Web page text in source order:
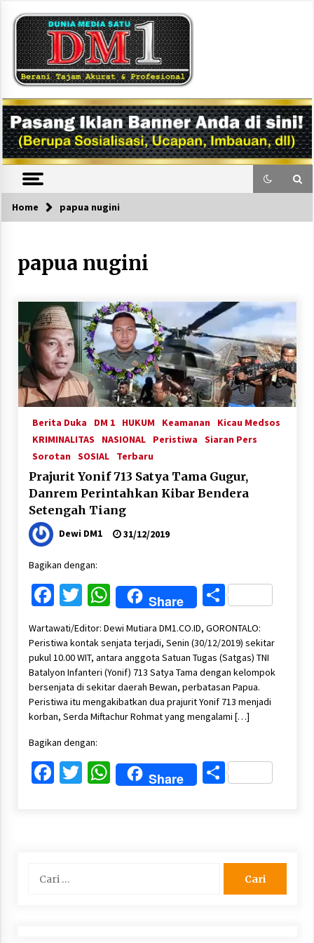
content
DM1
Home papua nugini
papua nugini
Berita Duka DM 1 HUKUM Keamanan
Kicau Medsos
KRIMINALITAS
NASIONAL Peristiwa
Siaran Pers
Sorotan SOSIAL Terbaru
Prajurit Yonif 713 Satya Tama Gugur,
Danrem Perintahkan Kibar Bendera
Setengah Tiang
Dewi DM1 31/12/2019
Bagikan dengan:
Facebook
Twitter
WhatsApp
Share Share
Wartawati/Editor: Dewi Mutiara DM1.CO.ID, GORONTALO:
Peristiwa kontak senjata terjadi, Senin (30/12/2019) sekitar
pukul 10.00 WIT, antara anggota Satuan Tugas (Satgas) TNI
Batalyon Infanteri (Yonif) 713 Satya Tama dengan kelompok
bersenjata di sekitar daerah Bewan, perbatasan Papua.
Peristiwa itu mengakibatkan dua prajurit Yonif 713 menjadi
korban, Serda Miftachur Rohmat yang mengalami […]
Bagikan dengan:
Facebook
Twitter
WhatsApp
Share Share
untuk: